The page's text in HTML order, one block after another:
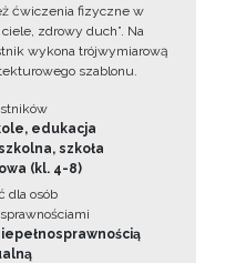
ćwiczenia fizyczne w
zdrowy duch”. Na
wykona trójwymiarową
szablonu.
edukacja
szkoła
(kl. 4-8)
dla osób